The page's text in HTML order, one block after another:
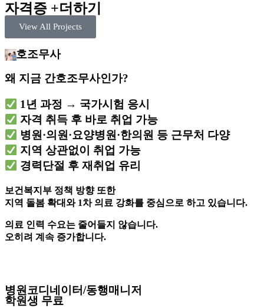
자격증 +더 하기
View All Projects
간호조무사
왜 지금 간호조무사인가?
1년 과정 → 국가시험 응시
자격 취득 후 바로 취업 가능
병원·의원·요양병원·한의원 등 근무처 다양
지역 상관없이 취업 가능
경력단절 후 재취업 유리
보건복지부 정책 방향 또한
지역 돌봄 확대와 1차 의료 강화를 중심으로 하고 있습니다.
의료 인력 수요는 줄어들지 않습니다.
오히려 계속 증가합니다.
병원코디네이터/동행매니저
학원생 무료